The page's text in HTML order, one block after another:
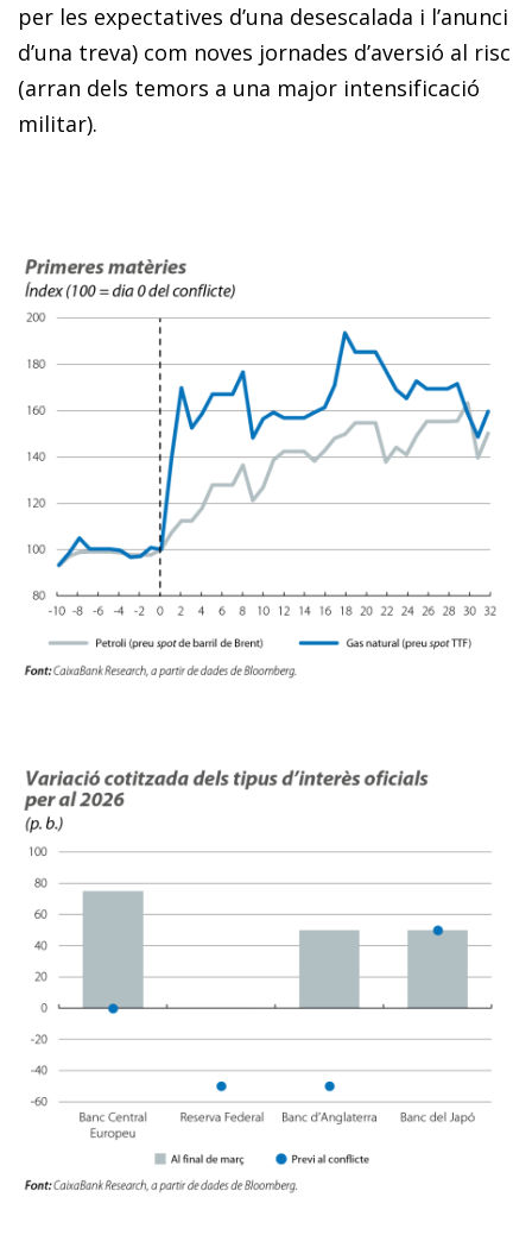
per les expectatives d’una desescalada i l’anunci
d’una treva) com noves jornades d’aversió al risc
(arran dels temors a una major intensificació
militar).